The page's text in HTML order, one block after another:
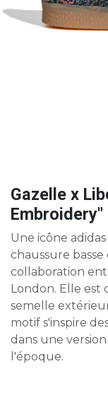
Gazelle x
Embroidery"
Une icône
chaussure
collaboration
London. Elle
semelle
motif s'inspire
dans une
l'époque.